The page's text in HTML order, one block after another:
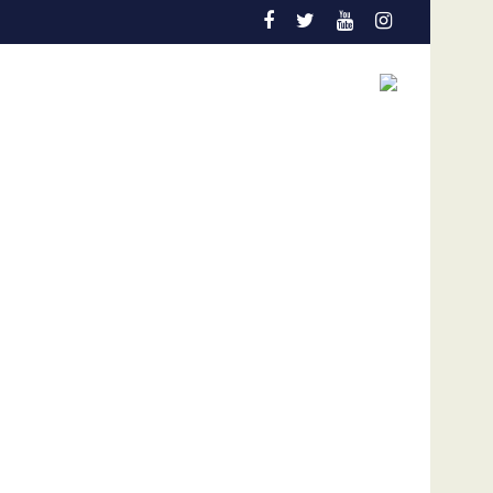
desaparecidas en La Guaira, según gobernador de la
Países de América condenan plan de los